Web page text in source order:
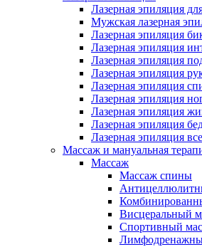
Лазерная эпиляция
Мужская лазерная
Лазерная эпиляция
Лазерная эпиляция
Лазерная эпиляция
Лазерная эпиляция
Лазерная эпиляция
Лазерная эпиляция
Лазерная эпиляция
Лазерная эпиляция
Лазерная эпиляция
Массаж и мануальная
Массаж
Массаж спины
Висцеральный
Спортивный